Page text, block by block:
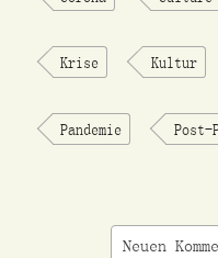
Krise Kultur
Pandemie Post-
Neuen